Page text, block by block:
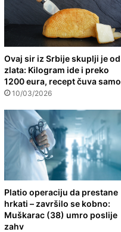
Ovaj sir iz Srbije skuplji je od
zlata: Kilogram ide i preko
1200 eura, recept čuva samo
10/03/2026
Platio operaciju da prestane
hrkati – završilo se kobno:
Muškarac (38) umro poslije
zahv